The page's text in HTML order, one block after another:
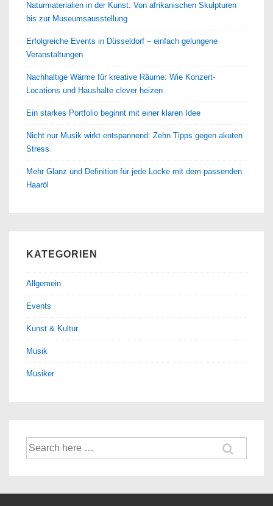
Naturmaterialien in der Kunst. Von afrikanischen Skulpturen
bis zur Museumsausstellung
Erfolgreiche Events in Düsseldorf – einfach gelungene
Veranstaltungen
Nachhaltige Wärme für kreative Räume: Wie Konzert-
Locations und Haushalte clever heizen
Ein starkes Portfolio beginnt mit einer klaren Idee
Nicht nur Musik wirkt entspannend: Zehn Tipps gegen akuten
Stress
Mehr Glanz und Definition für jede Locke mit dem passenden
Haaröl
KATEGORIEN
Allgemein
Events
Kunst & Kultur
Musik
Musiker
Suche